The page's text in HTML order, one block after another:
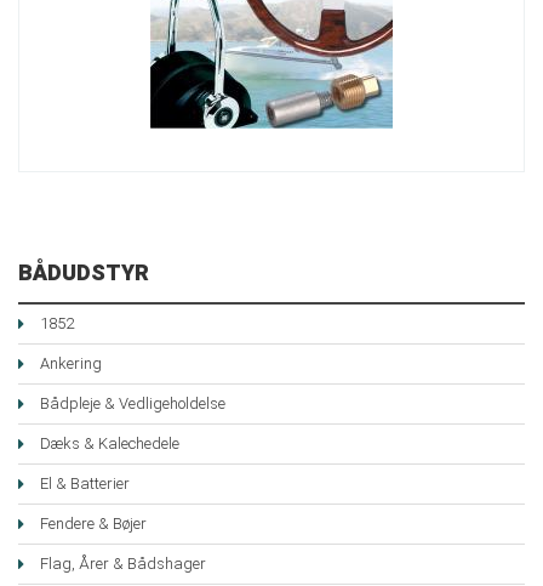
BÅDUDSTYR
1852
Ankering
Bådpleje & Vedligeholdelse
Dæks & Kalechedele
El & Batterier
Fendere & Bøjer
Flag, Årer & Bådshager